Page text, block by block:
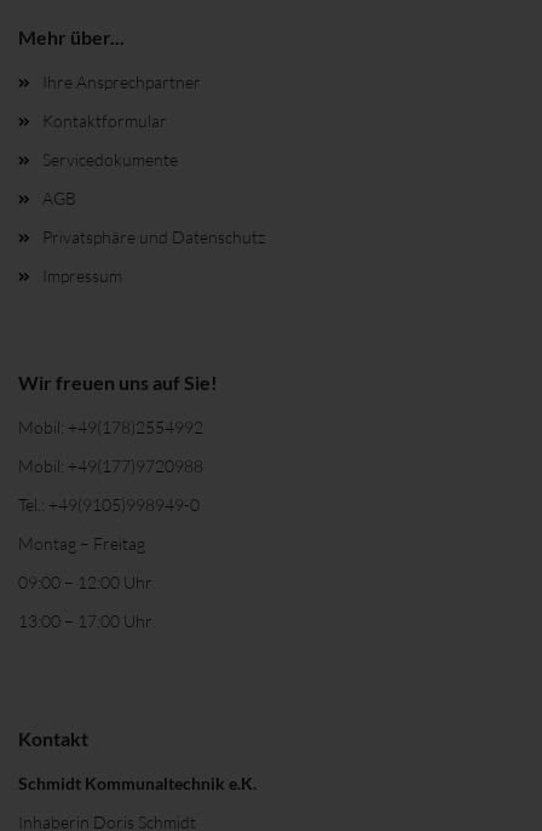
Mehr über...
Ihre Ansprechpartner
Kontaktformular
Servicedokumente
AGB
Privatsphäre und Datenschutz
Impressum
Wir freuen uns auf Sie!
Mobil: +49(178)2554992
Mobil: +49(177)9720988
Tel.: +49(9105)998949-0
Montag – Freitag
09:00 – 12:00 Uhr
13:00 – 17:00 Uhr
Kontakt
Schmidt Kommunaltechnik e.K.
Inhaberin Doris Schmidt